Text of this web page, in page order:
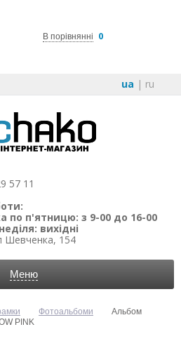
В порівнянні 0
ua | ru
57 11
по п'ятницю: з 9-00 до 16-00
вихідні
Шевченка, 154
Меню
Фотоальбоми
Альбом
PINK